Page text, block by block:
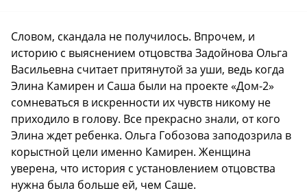
Словом, скандала не получилось. Впрочем, и
историю с выяснением отцовства Задойнова Ольга
Васильевна считает притянутой за уши, ведь когда
Элина Камирен и Саша были на проекте «Дом-2»
сомневаться в искренности их чувств никому не
приходило в голову. Все прекрасно знали, от кого
Элина ждет ребенка. Ольга Гобозова заподозрила в
корыстной цели именно Камирен. Женщина
уверена, что история с установлением отцовства
нужна была больше ей, чем Саше.